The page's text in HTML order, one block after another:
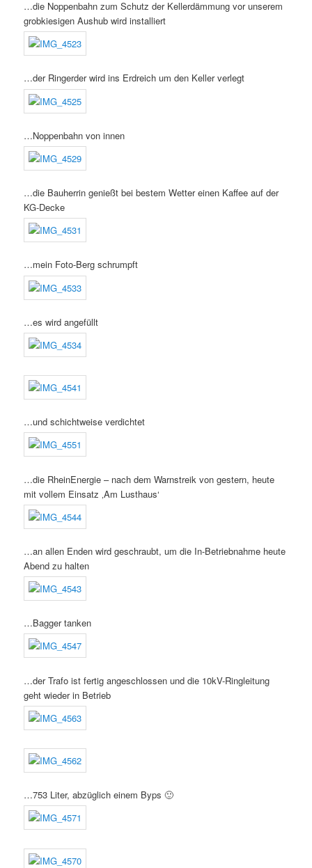
…die Noppenbahn zum Schutz der Kellerdämmung vor unserem
grobkiesigen Aushub wird installiert
…der Ringerder wird ins Erdreich um den Keller verlegt
…Noppenbahn von innen
…die Bauherrin genießt bei bestem Wetter einen Kaffee auf der
KG-Decke
…mein Foto-Berg schrumpft
…es wird angefüllt
…und schichtweise verdichtet
…die RheinEnergie – nach dem Warnstreik von gestern, heute
mit vollem Einsatz ‚Am Lusthaus‘
…an allen Enden wird geschraubt, um die In-Betriebnahme heute
Abend zu halten
…Bagger tanken
…der Trafo ist fertig angeschlossen und die 10kV-Ringleitung
geht wieder in Betrieb
…753 Liter, abzüglich einem Byps 🙂